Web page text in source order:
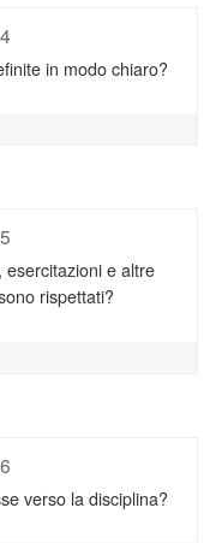
in modo chiaro?
e altre
rispettati?
verso la disciplina?